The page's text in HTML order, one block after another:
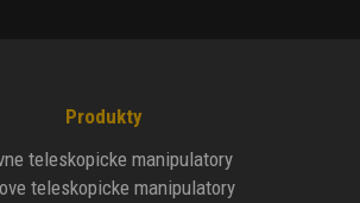
Produkty
teleskopicke manipulatory
teleskopicke manipulatory